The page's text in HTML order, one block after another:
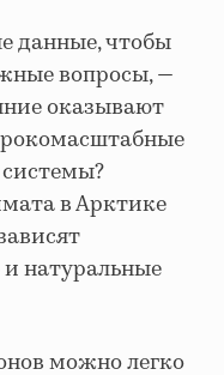
данные, чтобы
вопросы, —
оказывают
в Арктике
натуральные
можно легко